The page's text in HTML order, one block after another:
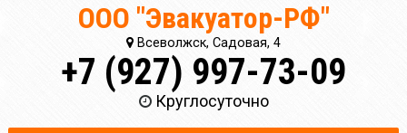
ООО "Эвакуатор-РФ"
Всеволжск, Садовая, 4
+7 (927) 997-73-09
Круглосуточно